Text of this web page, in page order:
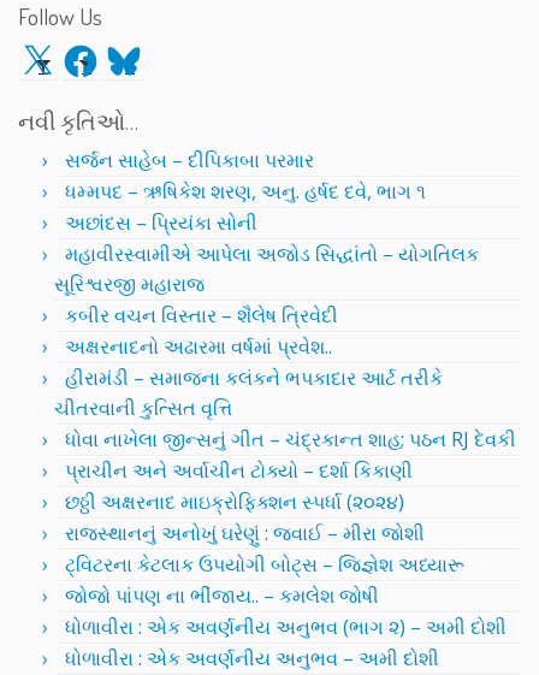
Follow Us
X Facebook
Bluesky
નવી કૃતિઓ…
સર્જન સાહેબ – દીપિકાબા પરમાર
ધમ્મપદ – ઋષિકેશ શરણ, અનુ. હર્ષદ દવે, ભાગ ૧
અછાંદસ – પ્રિયંકા સોની
મહાવીરસ્વામીએ આપેલા અજોડ સિદ્ધાંતો – યોગતિલક
સૂરિશ્વરજી મહારાજ
કબીર વચન વિસ્તાર – શૈલેષ ત્રિવેદી
અક્ષરનાદનો અઢારમા વર્ષમાં પ્રવેશ..
હીરામંડી – સમાજના કલંકને ભપકાદાર આર્ટ તરીકે
ચીતરવાની કુત્સિત વૃત્તિ
ધોવા નાખેલા જીન્સનું ગીત – ચંદ્રકાન્ત શાહ; પઠન RJ દેવકી
પ્રાચીન અને અર્વાચીન ટોક્યો – દર્શા કિકાણી
છઠ્ઠી અક્ષરનાદ માઇક્રોફિક્શન સ્પર્ધા (૨૦૨૪)
રાજસ્થાનનું અનોખું ઘરેણું : જવાઈ – મીરા જોશી
ટ્વિટરના કેટલાક ઉપયોગી બોટ્સ – જિજ્ઞેશ અધ્યારૂ
જોજો પાંપણ ના ભીંજાય.. – કમલેશ જોષી
ધોળાવીરા : એક અવર્ણનીય અનુભવ (ભાગ ૨) – અમી દોશી
ધોળાવીરા : એક અવર્ણનીય અનુભવ – અમી દોશી